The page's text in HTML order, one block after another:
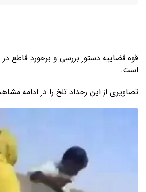
قوه قضاییه دستور بررسی و برخورد قاطع در
است.
تصاویری از این رخداد تلخ را در ادامه